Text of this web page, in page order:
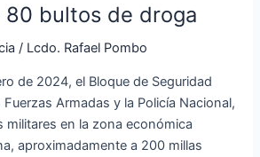
bultos de droga
/ Lcdo. Rafael Pombo
de 2024, el Bloque de Seguridad
Armadas y la Policía Nacional,
militares en la zona económica
aproximadamente a 200 millas